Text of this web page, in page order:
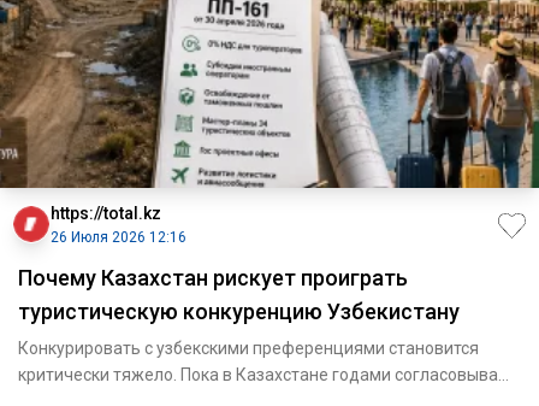
https://total.kz
26 Июля 2026 12:16
Почему Казахстан рискует проиграть
туристическую конкуренцию Узбекистану
Конкурировать с узбекскими преференциями становится
критически тяжело. Пока в Казахстане годами согласовывают